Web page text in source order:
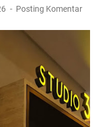
Posting Komentar